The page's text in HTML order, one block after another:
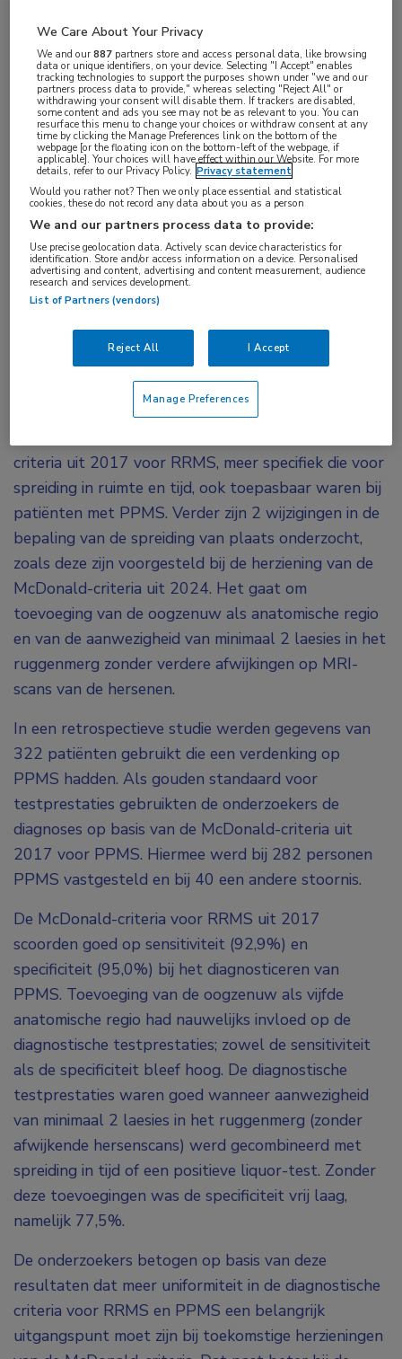
De McDonald-criteria uit 2017 borduurden voort
op het al langer bestaande onderscheid in
criteria voor relapsing remitting MS (RRMS) en
primair progressieve MS (PPMS). Een
internationaal panel van onderzoekers uit onder
dat de redenen voor dit onderscheid eerder
historisch dan biologisch zijn en pleitte voor
uniforme criteria.
criteria uit 2017 voor RRMS, meer specifiek die voor
spreiding in ruimte en tijd, ook toepasbaar waren bij
patiënten met PPMS. Verder zijn 2 wijzigingen in de
bepaling van de spreiding van plaats onderzocht,
zoals deze zijn voorgesteld bij de herziening van de
McDonald-criteria uit 2024. Het gaat om
toevoeging van de oogzenuw als anatomische regio
en van de aanwezigheid van minimaal 2 laesies in het
ruggenmerg zonder verdere afwijkingen op MRI-
scans van de hersenen.
In een retrospectieve studie werden gegevens van
322 patiënten gebruikt die een verdenking op
PPMS hadden. Als gouden standaard voor
testprestaties gebruikten de onderzoekers de
diagnoses op basis van de McDonald-criteria uit
2017 voor PPMS. Hiermee werd bij 282 personen
PPMS vastgesteld en bij 40 een andere stoornis.
De McDonald-criteria voor RRMS uit 2017
scoorden goed op sensitiviteit (92,9%) en
specificiteit (95,0%) bij het diagnosticeren van
PPMS. Toevoeging van de oogzenuw als vijfde
anatomische regio had nauwelijks invloed op de
diagnostische testprestaties; zowel de sensitiviteit
als de specificiteit bleef hoog. De diagnostische
testprestaties waren goed wanneer aanwezigheid
van minimaal 2 laesies in het ruggenmerg (zonder
afwijkende hersenscans) werd gecombineerd met
spreiding in tijd of een positieve liquor-test. Zonder
deze toevoegingen was de specificiteit vrij laag,
namelijk 77,5%.
De onderzoekers betogen op basis van deze
resultaten dat meer uniformiteit in de diagnostische
criteria voor RRMS en PPMS een belangrijk
uitgangspunt moet zijn bij toekomstige herzieningen
Aandachtsgebieden:
Multipele Sclerose
Tags:
McDonald-criteria,PPMS,RRMS
We Care About Your Privacy
We and our887 partners store and access personal data, like browsing
data or unique identifiers, on your device. Selecting "I Accept" enables
tracking technologies to support the purposes shown under "we and our
partners process data to provide," whereas selecting "Reject All" or
withdrawing your consent will disable them. If trackers are disabled,
some content and ads you see may not be as relevant to you. You can
resurface this menu to change your choices or withdraw consent at any
time by clicking the Manage Preferences link on the bottom of the
webpage [or the floating icon on the bottom-left of the webpage, if
applicable]. Your choices will have effect within our Website. For more
details, refer to our Privacy Policy. Privacy statement
Would you rather not? Then we only place essential and statistical
cookies, these do not record any data about you as a person
We and our partners process data to provide:
Use precise geolocation data. Actively scan device characteristics for
identification. Store and/or access information on a device. Personalised
advertising and content, advertising and content measurement, audience
research and services development.
List of Partners (vendors)
Reject All I Accept
Manage Preferences